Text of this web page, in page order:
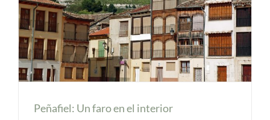
Peñafiel: Un faro en el interior